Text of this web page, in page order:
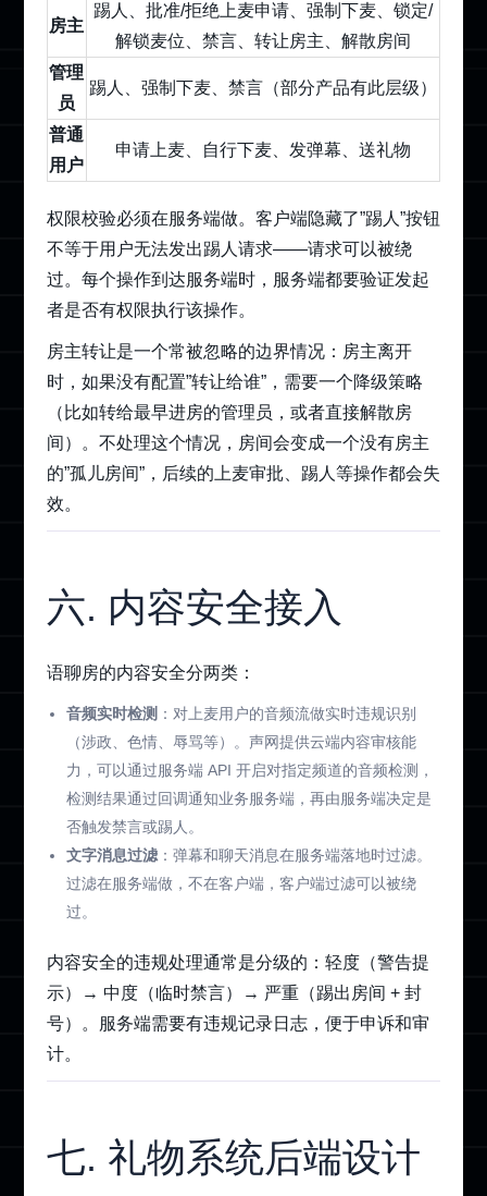
房主
踢人、批准/拒绝上麦申请、强制下麦、锁定/
解锁麦位、禁言、转让房主、解散房间
管理
员
踢人、强制下麦、禁言（部分产品有此层级）
普通
用户
申请上麦、自行下麦、发弹幕、送礼物
权限校验必须在服务端做。客户端隐藏了”踢人”按钮
不等于用户无法发出踢人请求——请求可以被绕
过。每个操作到达服务端时，服务端都要验证发起
者是否有权限执行该操作。
房主转让是一个常被忽略的边界情况：房主离开
时，如果没有配置”转让给谁”，需要一个降级策略
（比如转给最早进房的管理员，或者直接解散房
间）。不处理这个情况，房间会变成一个没有房主
的”孤儿房间”，后续的上麦审批、踢人等操作都会失
效。
六. 内容安全接入
语聊房的内容安全分两类：
音频实时检测 ：对上麦用户的音频流做实时违规识别
（涉政、色情、辱骂等）。声网提供云端内容审核能
力，可以通过服务端 API 开启对指定频道的音频检测，
检测结果通过回调通知业务服务端，再由服务端决定是
否触发禁言或踢人。
文字消息过滤：弹幕和聊天消息在服务端落地时过滤。
过滤在服务端做，不在客户端，客户端过滤可以被绕
过。
内容安全的违规处理通常是分级的：轻度（警告提
示）→ 中度（临时禁言）→ 严重（踢出房间 + 封
号）。服务端需要有违规记录日志，便于申诉和审
计。
七. 礼物系统后端设计